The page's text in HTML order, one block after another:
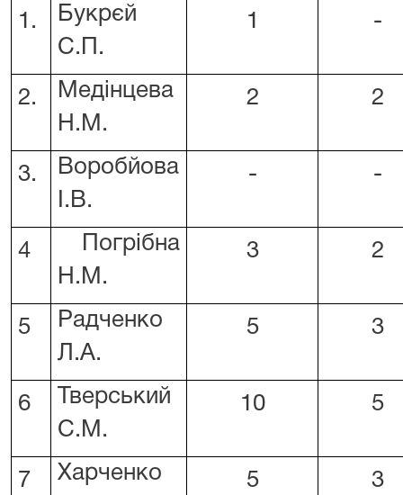
1.
Букрєй
С.П.
1 -
2.
Медінцева
Н.М.
2 2
3.
Воробйова
І.В.
- -
4
Погрібна
Н.М.
3 2
5
Радченко
Л.А.
5 3
6
Тверський
С.М.
10 5
7
Харченко
5 3